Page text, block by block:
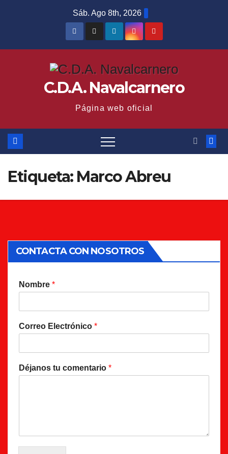
Sáb. Ago 8th, 2026
C.D.A. Navalcarnero
Página web oficial
Etiqueta: Marco Abreu
CONTACTA CON NOSOTROS
Nombre *
Correo Electrónico *
Déjanos tu comentario *